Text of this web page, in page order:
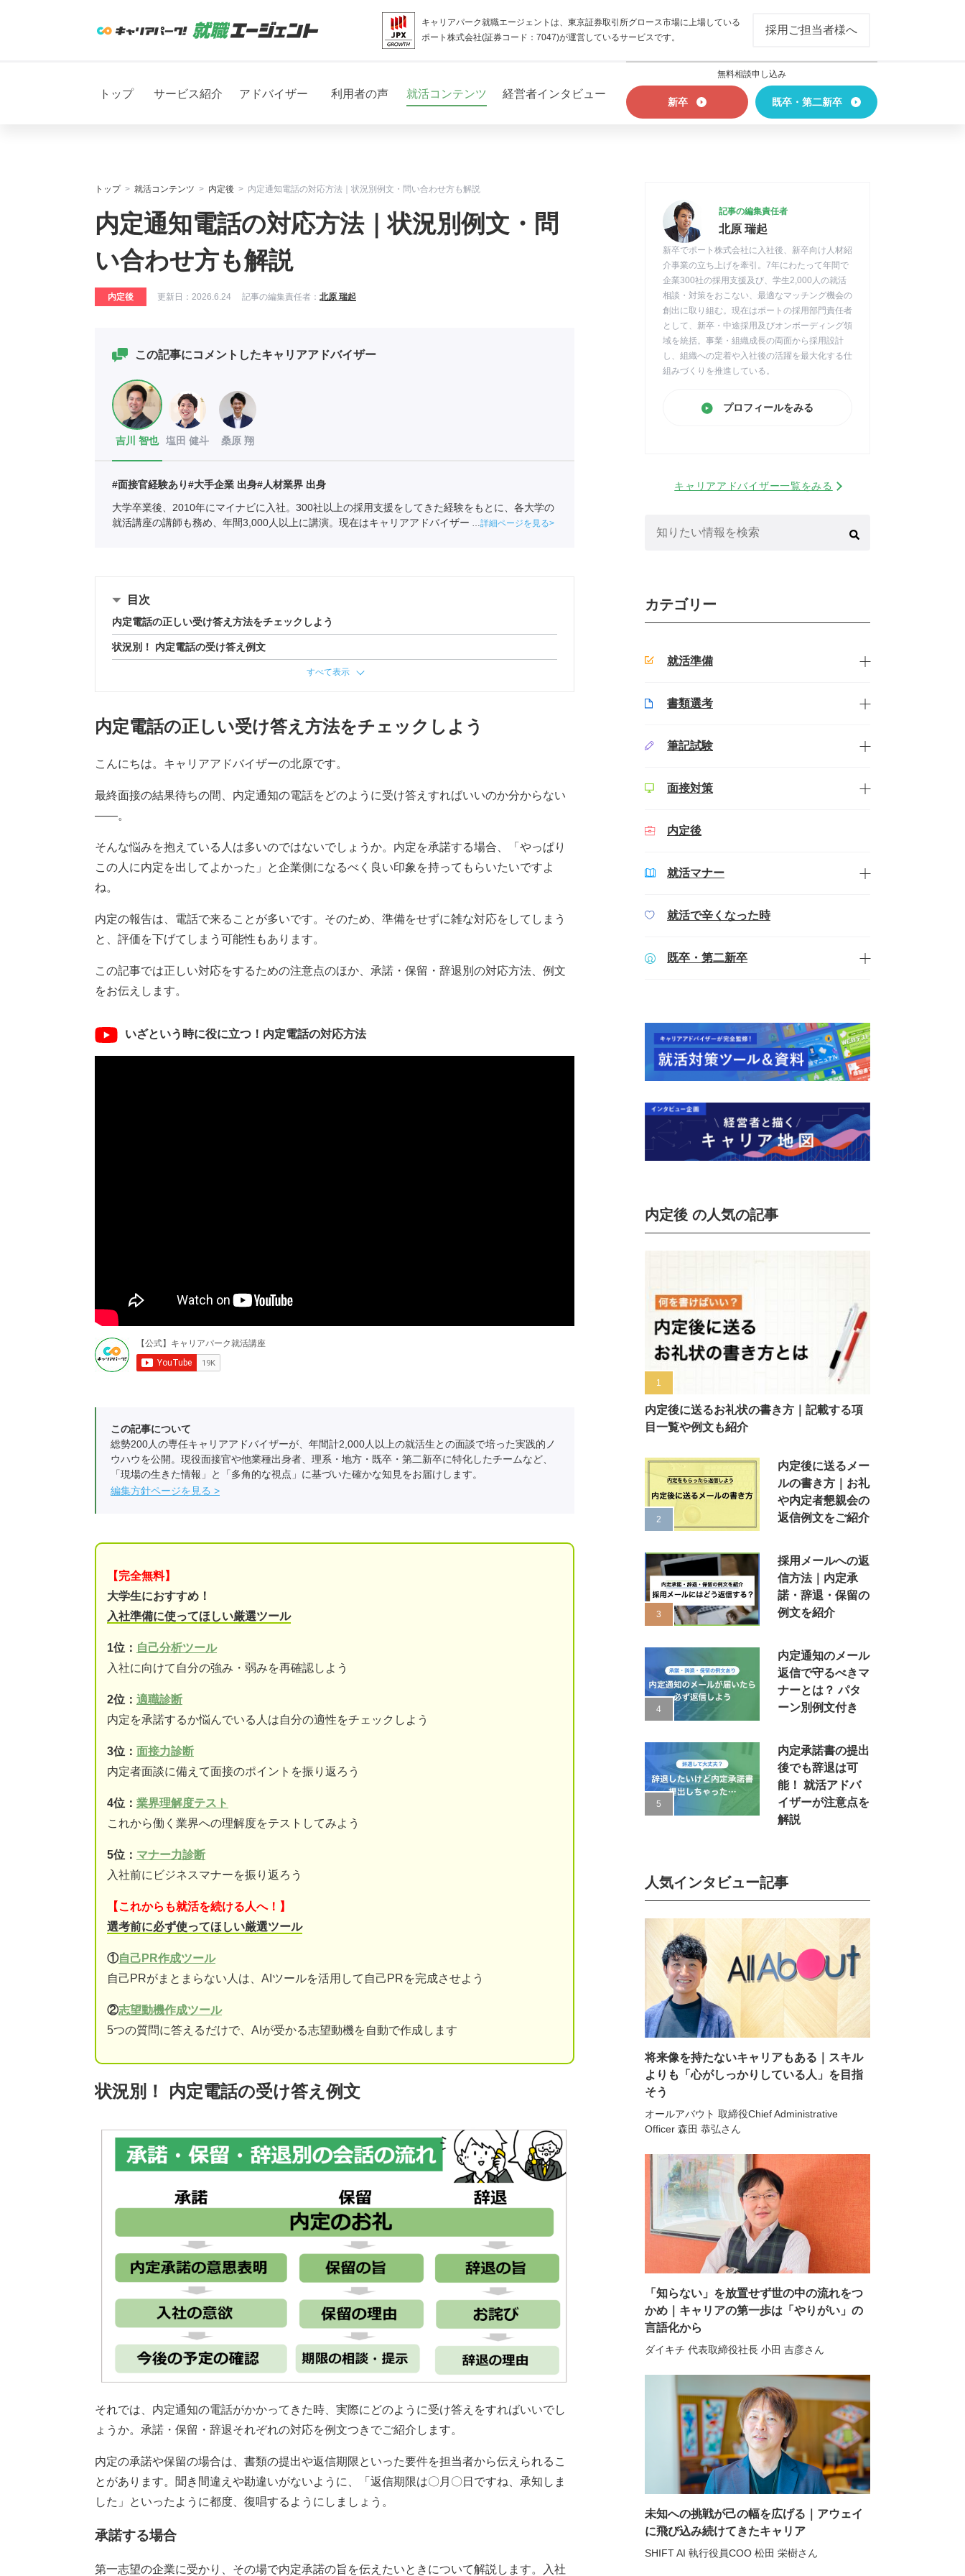
キャリアパーク就職エージェントは、東京証券取引所グロース市場に上場している
ポート株式会社(証券コード：7047)が運営しているサービスです。
採用ご担当者様へ
トップ サービス紹介 アドバイザー 利用者の声 就活コンテンツ 経営者インタビュー
無料相談申し込み
新卒 既卒・第二新卒
トップ 就活コンテンツ 内定後 内定通知電話の対応方法｜状況別例文・問い合わせ方も解説
内定通知電話の対応方法｜状況別例文・問
い合わせ方も解説
内定後 更新日： 2026.6.24 記事の編集責任者： 北原 瑞起
この記事にコメントしたキャリアアドバイザー
吉川 智也 塩田 健斗 桑原 翔
#面接官経験あり#大手企業 出身#人材業界 出身
大学卒業後、2010年にマイナビに入社。300社以上の採用支援をしてきた経験をもとに、各大学の
就活講座の講師も務め、年間3,000人以上に講演。現在はキャリアアドバイザーグループの責任者
詳細ページを見る
目次
内定電話の正しい受け答え方法をチェックしよう
状況別！ 内定電話の受け答え例文
すべて表示
内定電話の正しい受け答え方法をチェックしよう
こんにちは。キャリアアドバイザーの北原です。
最終面接の結果待ちの間、内定通知の電話をどのように受け答えすればいいのか分からない
——。
そんな悩みを抱えている人は多いのではないでしょうか。内定を承諾する場合、「やっぱり
この人に内定を出してよかった」と企業側になるべく良い印象を持ってもらいたいですよ
ね。
内定の報告は、電話で来ることが多いです。そのため、準備をせずに雑な対応をしてしまう
と、評価を下げてしまう可能性もあります。
この記事では正しい対応をするための注意点のほか、承諾・保留・辞退別の対応方法、例文
をお伝えします。
いざという時に役に立つ！内定電話の対応方法
この記事について
総勢200人の専任キャリアアドバイザーが、年間計2,000人以上の就活生との面談で培った実践的ノ
ウハウを公開。現役面接官や他業種出身者、理系・地方・既卒・第二新卒に特化したチームなど、
「現場の生きた情報」と「多角的な視点」に基づいた確かな知見をお届けします。
編集方針ページを見る
【完全無料】
大学生におすすめ！
入社準備に使ってほしい厳選ツール
1位： 自己分析ツール
入社に向けて自分の強み・弱みを再確認しよう
2位： 適職診断
内定を承諾するか悩んでいる人は自分の適性をチェックしよう
3位： 面接力診断
内定者面談に備えて面接のポイントを振り返ろう
4位： 業界理解度テスト
これから働く業界への理解度をテストしてみよう
5位： マナー力診断
入社前にビジネスマナーを振り返ろう
【これからも就活を続ける人へ！】
選考前に必ず使ってほしい厳選ツール
①自己PR作成ツール
自己PRがまとまらない人は、AIツールを活用して自己PRを完成させよう
②志望動機作成ツール
5つの質問に答えるだけで、AIが受かる志望動機を自動で作成します
状況別！ 内定電話の受け答え例文
それでは、内定通知の電話がかかってきた時、実際にどのように受け答えをすればいいでし
ょうか。承諾・保留・辞退それぞれの対応を例文つきでご紹介します。
内定の承諾や保留の場合は、書類の提出や返信期限といった要件を担当者から伝えられるこ
とがあります。聞き間違えや勘違いがないように、「返信期限は〇月〇日ですね、承知しま
した」といったように都度、復唱するようにしましょう。
承諾する場合
第一志望の企業に受かり、その場で内定承諾の旨を伝えたいときについて解説します。入社
記事の編集責任者
北原 瑞起
新卒でポート株式会社に入社後、新卒向け人材紹
介事業の立ち上げを牽引。7年にわたって年間で
企業300社の採用支援及び、学生2,000人の就活
相談・対策をおこない、最適なマッチング機会の
創出に取り組む。現在はポートの採用部門責任者
として、新卒・中途採用及びオンボーディング領
域を統括。事業・組織成長の両面から採用設計
し、組織への定着や入社後の活躍を最大化する仕
組みづくりを推進している。
プロフィールをみる
キャリアアドバイザー一覧をみる
カテゴリー
就活準備
書類選考
筆記試験
面接対策
内定後
就活マナー
就活で辛くなった時
既卒・第二新卒
内定後 の人気の記事
内定後に送るお礼状の書き方｜記載する項
目一覧や例文も紹介
内定後に送るメー
ルの書き方｜お礼
や内定者懇親会の
返信例文をご紹介
採用メールへの返
信方法｜内定承
諾・辞退・保留の
例文を紹介
内定通知のメール
返信で守るべきマ
ナーとは？ パタ
ーン別例文付き
内定承諾書の提出
後でも辞退は可
能！ 就活アドバ
イザーが注意点を
解説
人気インタビュー記事
将来像を持たないキャリアもある｜スキル
よりも「心がしっかりしている人」を目指
そう
オールアバウト 取締役Chief Administrative
Officer 森田 恭弘さん
「知らない」を放置せず世の中の流れをつ
かめ｜キャリアの第一歩は「やりがい」の
言語化から
ダイキチ 代表取締役社長 小田 吉彦さん
未知への挑戦が己の幅を広げる｜アウェイ
に飛び込み続けてきたキャリア
SHIFT AI 執行役員COO 松田 栄樹さん